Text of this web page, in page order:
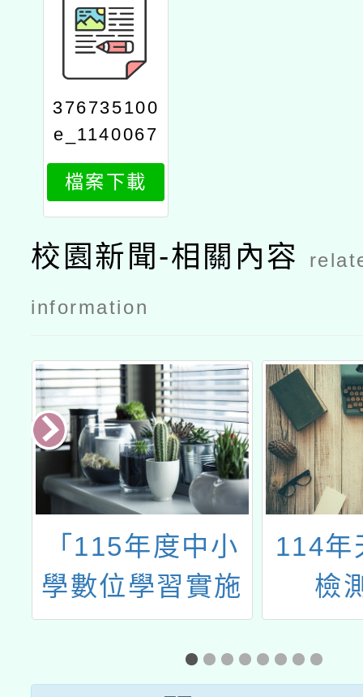
376735100
e_1140067
466_attach
1
檔案下載
校園新聞-相關內容
information
「115年度中小
學數位學習實施
計畫-數位學習示
範學校」
114年
檢